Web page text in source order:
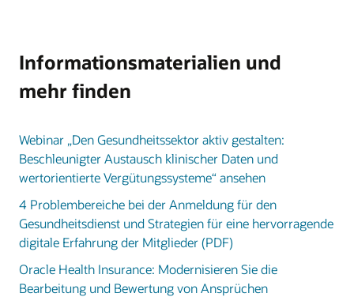
Informationsmaterialien und
mehr finden
Webinar „Den Gesundheitssektor aktiv gestalten:
Beschleunigter Austausch klinischer Daten und
wertorientierte Vergütungssysteme“ ansehen
4 Problembereiche bei der Anmeldung für den
Gesundheitsdienst und Strategien für eine hervorragende
digitale Erfahrung der Mitglieder (PDF)
Oracle Health Insurance: Modernisieren Sie die
Bearbeitung und Bewertung von Ansprüchen